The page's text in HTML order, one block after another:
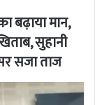
बढ़ाया मान,
खिताब, सुहानी
सजा ताज